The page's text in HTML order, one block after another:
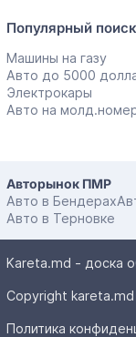
Популярный поиск
Машины на газу
Авто до 5000
Электрокары
Авто на
Авторынок ПМР
Авто в Бендерах
Авто в Терновке
Kareta.md - доска
Copyright kareta.md
Политика